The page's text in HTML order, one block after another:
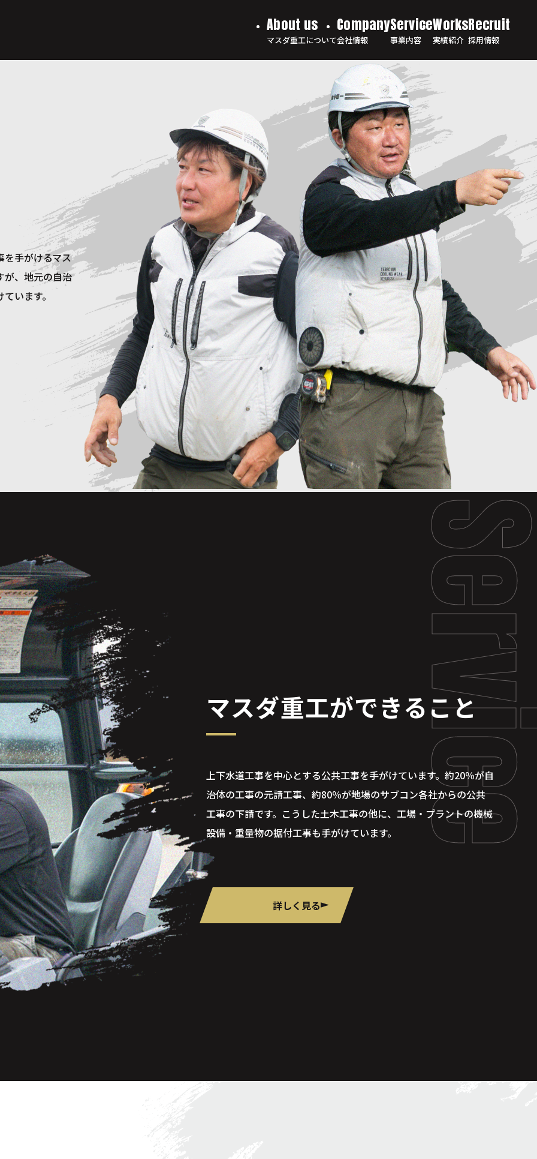
マスダ重工について会社情報 事業内容 実績紹介 採用情報
を手がけるマス
が、地元の自治
います。
マスダ重工ができること
上下水道工事を中心とする公共工事を手がけています。約20％が自
治体の工事の元請工事、約80％が地場のサブコン各社からの公共
工事の下請です。こうした土木工事の他に、工場・プラントの機械
設備・重量物の据付工事も手がけています。
詳しく見る